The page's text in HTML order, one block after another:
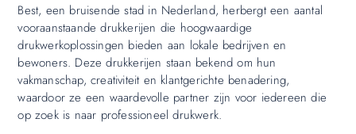
Best, een bruisende stad in Nederland, herbergt een aantal
vooraanstaande drukkerijen die hoogwaardige
drukwerkoplossingen bieden aan lokale bedrijven en
bewoners. Deze drukkerijen staan bekend om hun
vakmanschap, creativiteit en klantgerichte benadering,
waardoor ze een waardevolle partner zijn voor iedereen die
op zoek is naar professioneel drukwerk.